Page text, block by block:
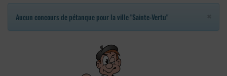
Aucun concours de pétanque pour la ville "Sainte-Vertu"